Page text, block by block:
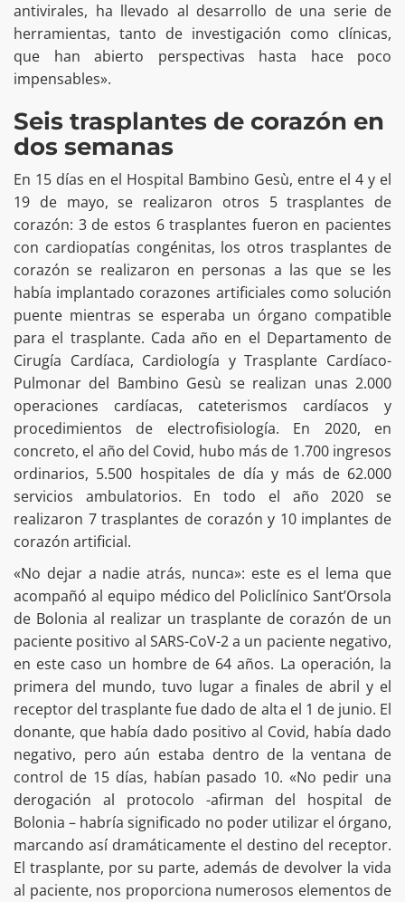
antivirales, ha llevado al desarrollo de una serie de
herramientas, tanto de investigación como clínicas,
que han abierto perspectivas hasta hace poco
impensables».
Seis trasplantes de corazón en
dos semanas
En 15 días en el Hospital Bambino Gesù, entre el 4 y el
19 de mayo, se realizaron otros 5 trasplantes de
corazón: 3 de estos 6 trasplantes fueron en pacientes
con cardiopatías congénitas, los otros trasplantes de
corazón se realizaron en personas a las que se les
había implantado corazones artificiales como solución
puente mientras se esperaba un órgano compatible
para el trasplante. Cada año en el Departamento de
Cirugía Cardíaca, Cardiología y Trasplante Cardíaco-
Pulmonar del Bambino Gesù se realizan unas 2.000
operaciones cardíacas, cateterismos cardíacos y
procedimientos de electrofisiología. En 2020, en
concreto, el año del Covid, hubo más de 1.700 ingresos
ordinarios, 5.500 hospitales de día y más de 62.000
servicios ambulatorios. En todo el año 2020 se
realizaron 7 trasplantes de corazón y 10 implantes de
corazón artificial.
«No dejar a nadie atrás, nunca»: este es el lema que
acompañó al equipo médico del Policlínico Sant’Orsola
de Bolonia al realizar un trasplante de corazón de un
paciente positivo al SARS-CoV-2 a un paciente negativo,
en este caso un hombre de 64 años. La operación, la
primera del mundo, tuvo lugar a finales de abril y el
receptor del trasplante fue dado de alta el 1 de junio. El
donante, que había dado positivo al Covid, había dado
negativo, pero aún estaba dentro de la ventana de
control de 15 días, habían pasado 10. «No pedir una
derogación al protocolo -afirman del hospital de
Bolonia – habría significado no poder utilizar el órgano,
marcando así dramáticamente el destino del receptor.
El trasplante, por su parte, además de devolver la vida
al paciente, nos proporciona numerosos elementos de